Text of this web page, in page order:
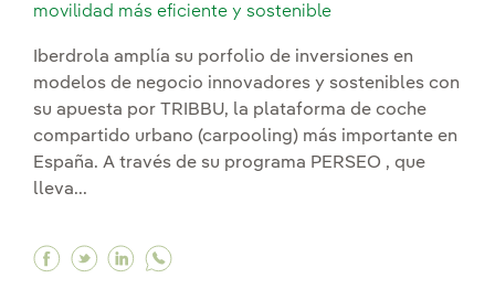
movilidad más eficiente y sostenible
Iberdrola amplía su porfolio de inversiones en
modelos de negocio innovadores y sostenibles con
su apuesta por TRIBBU, la plataforma de coche
compartido urbano (carpooling) más importante en
España. A través de su programa PERSEO , que
lleva...
Facebook Iberdrola invierte en TRIBBU para
Twitter Iberdrola invierte en TRIBBU
Linkedin Iberdrola invierte en